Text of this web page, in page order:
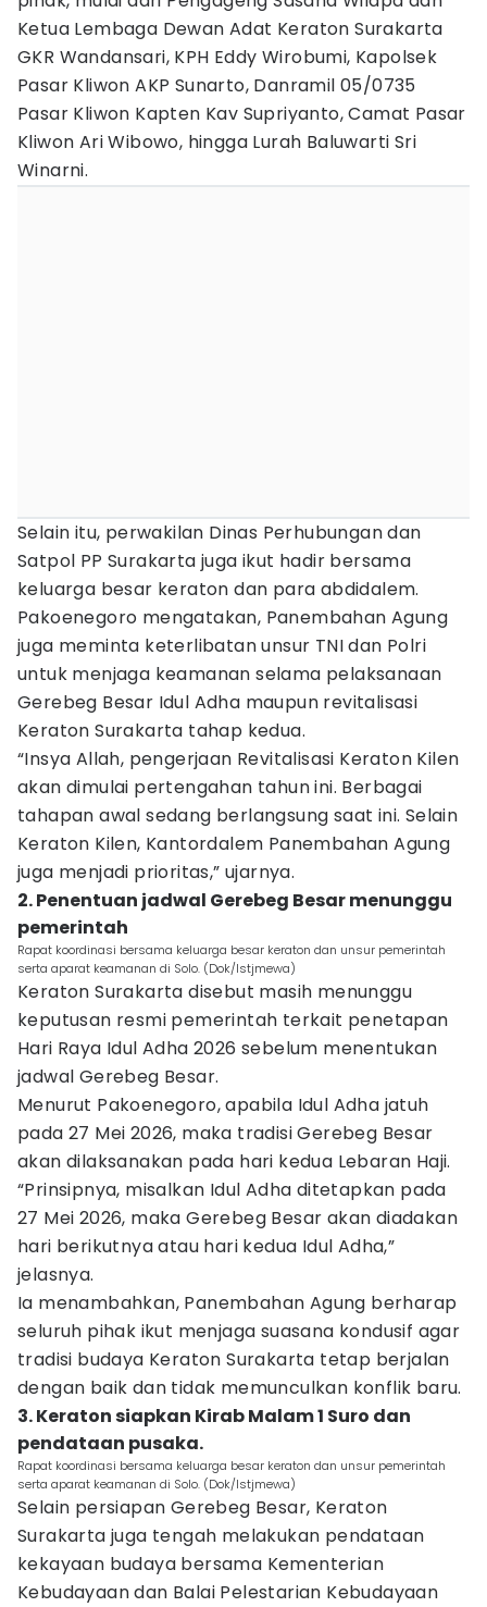
Ketua Lembaga Dewan Adat Keraton Surakarta
GKR Wandansari, KPH Eddy Wirobumi, Kapolsek
Pasar Kliwon AKP Sunarto, Danramil 05/0735
Pasar Kliwon Kapten Kav Supriyanto, Camat Pasar
Kliwon Ari Wibowo, hingga Lurah Baluwarti Sri
Winarni.
Selain itu, perwakilan Dinas Perhubungan dan
Satpol PP Surakarta juga ikut hadir bersama
keluarga besar keraton dan para abdidalem.
Pakoenegoro mengatakan, Panembahan Agung
juga meminta keterlibatan unsur TNI dan Polri
untuk menjaga keamanan selama pelaksanaan
Gerebeg Besar Idul Adha maupun revitalisasi
Keraton Surakarta tahap kedua.
“Insya Allah, pengerjaan Revitalisasi Keraton Kilen
akan dimulai pertengahan tahun ini. Berbagai
tahapan awal sedang berlangsung saat ini. Selain
Keraton Kilen, Kantordalem Panembahan Agung
juga menjadi prioritas,” ujarnya.
2. Penentuan jadwal Gerebeg Besar menunggu
pemerintah
Rapat koordinasi bersama keluarga besar keraton dan unsur pemerintah
serta aparat keamanan di Solo. (Dok/Istjmewa)
Keraton Surakarta disebut masih menunggu
keputusan resmi pemerintah terkait penetapan
Hari Raya Idul Adha 2026 sebelum menentukan
jadwal Gerebeg Besar.
Menurut Pakoenegoro, apabila Idul Adha jatuh
pada 27 Mei 2026, maka tradisi Gerebeg Besar
akan dilaksanakan pada hari kedua Lebaran Haji.
“Prinsipnya, misalkan Idul Adha ditetapkan pada
27 Mei 2026, maka Gerebeg Besar akan diadakan
hari berikutnya atau hari kedua Idul Adha,”
jelasnya.
Ia menambahkan, Panembahan Agung berharap
seluruh pihak ikut menjaga suasana kondusif agar
tradisi budaya Keraton Surakarta tetap berjalan
dengan baik dan tidak memunculkan konflik baru.
3. Keraton siapkan Kirab Malam 1 Suro dan
pendataan pusaka.
Rapat koordinasi bersama keluarga besar keraton dan unsur pemerintah
serta aparat keamanan di Solo. (Dok/Istjmewa)
Selain persiapan Gerebeg Besar, Keraton
Surakarta juga tengah melakukan pendataan
kekayaan budaya bersama Kementerian
Kebudayaan dan Balai Pelestarian Kebudayaan